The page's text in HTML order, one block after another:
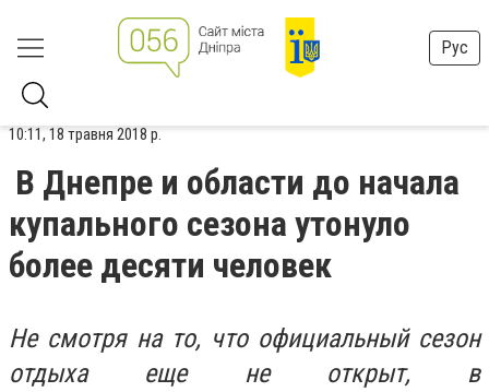
Рус
10:11, 18 травня 2018 р.
В Днепре и области до начала
купального сезона утонуло
более десяти человек
Не смотря на то, что официальный сезон
отдыха еще не открыт, в